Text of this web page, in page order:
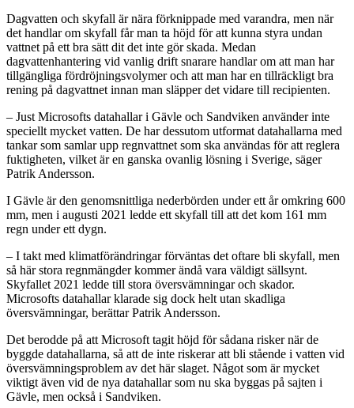
Dagvatten och skyfall är nära förknippade med varandra, men när
det handlar om skyfall får man ta höjd för att kunna styra undan
vattnet på ett bra sätt dit det inte gör skada. Medan
dagvattenhantering vid vanlig drift snarare handlar om att man har
tillgängliga fördröjningsvolymer och att man har en tillräckligt bra
rening på dagvattnet innan man släpper det vidare till recipienten.
– Just Microsofts datahallar i Gävle och Sandviken använder inte
speciellt mycket vatten. De har dessutom utformat datahallarna med
tankar som samlar upp regnvattnet som ska användas för att reglera
fuktigheten, vilket är en ganska ovanlig lösning i Sverige, säger
Patrik Andersson.
I Gävle är den genomsnittliga nederbörden under ett år omkring 600
mm, men i augusti 2021 ledde ett skyfall till att det kom 161 mm
regn under ett dygn.
– I takt med klimatförändringar förväntas det oftare bli skyfall, men
så här stora regnmängder kommer ändå vara väldigt sällsynt.
Skyfallet 2021 ledde till stora översvämningar och skador.
Microsofts datahallar klarade sig dock helt utan skadliga
översvämningar, berättar Patrik Andersson.
Det berodde på att Microsoft tagit höjd för sådana risker när de
byggde datahallarna, så att de inte riskerar att bli stående i vatten vid
översvämningsproblem av det här slaget. Något som är mycket
viktigt även vid de nya datahallar som nu ska byggas på sajten i
Gävle, men också i Sandviken.